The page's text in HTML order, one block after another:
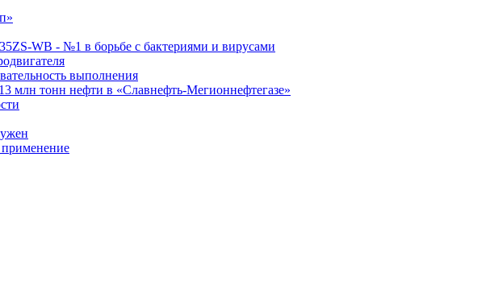
WB - №1 в борьбе с бактериями и вирусами
выполнения
млн тонн нефти в «Славнефть-Мегионнефтегазе»
применение